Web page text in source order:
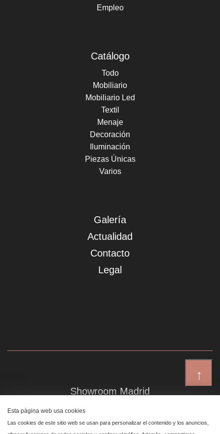
↑
Empleo
Catálogo
Todo
Mobiliario
Mobiliario Led
Textil
Menaje
Decoración
Iluminación
Piezas Únicas
Varios
Galería
Actualidad
Contacto
Legal
Showroom Madrid
Plaza de Canalejas 6, 4 izq
Centro, 28014 Madrid
Esta página web usa cookies
Las cookies de este sitio web se usan para personalizar el contenido y los anuncios,